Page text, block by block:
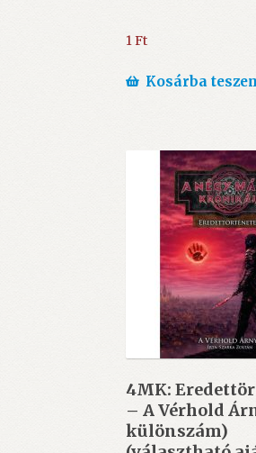
1Ft
Kosárba
4MK:
– A Vérhold
különszám)